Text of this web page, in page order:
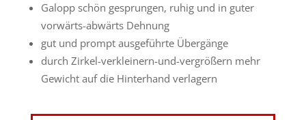
Galopp schön gesprungen, ruhig und in guter
vorwärts-abwärts Dehnung
gut und prompt ausgeführte Übergänge
durch Zirkel-verkleinern-und-vergrößern mehr
Gewicht auf die Hinterhand verlagern